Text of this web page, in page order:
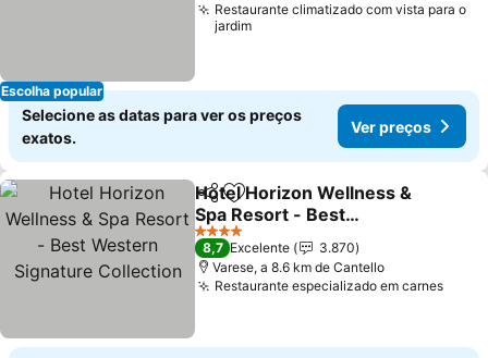
Escolha popular
Restaurante climatizado com vista para o
jardim
Selecione as datas para ver os preços
exatos.
Ver preços
PartilharAdicionar aos favoritos
Hotel Horizon Wellness &
Spa Resort - Best
Western Signature
Collection
4 Estrelas
8,7 Excelente
3.870
Varese, a 8.6 km de Cantello
Restaurante especializado em carnes